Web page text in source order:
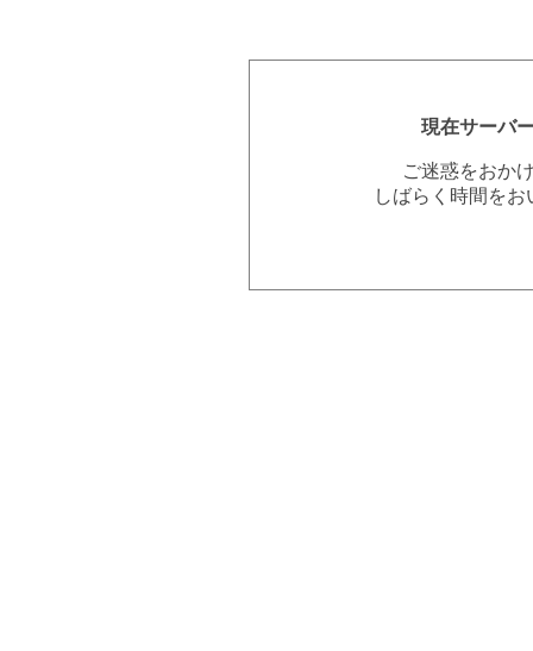
現在サーバ
ご迷惑をおか
しばらく時間を